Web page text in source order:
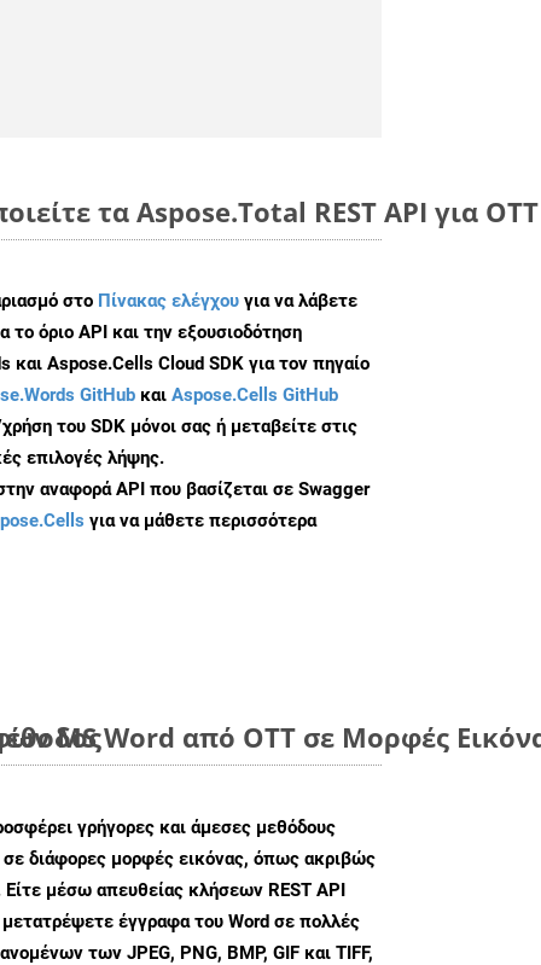
τα Aspose.Total REST API για
στο Πίνακας ελέγχου για να λάβετε
το όριο API και την εξουσιοδότηση
Aspose.Cells Cloud SDK για τον πηγαίο
GitHub και Aspose.Cells GitHub
του SDK μόνοι σας ή μεταβείτε στις
επιλογές λήψης.
αναφορά API που βασίζεται σε Swagger
για να μάθετε περισσότερα
MS Word από OTT σε Μορφές
γρήγορες και άμεσες μεθόδους
διάφορες μορφές εικόνας, όπως ακριβώς
μέσω απευθείας κλήσεων REST API
έγγραφα του Word σε πολλές
των JPEG, PNG, BMP, GIF και TIFF,